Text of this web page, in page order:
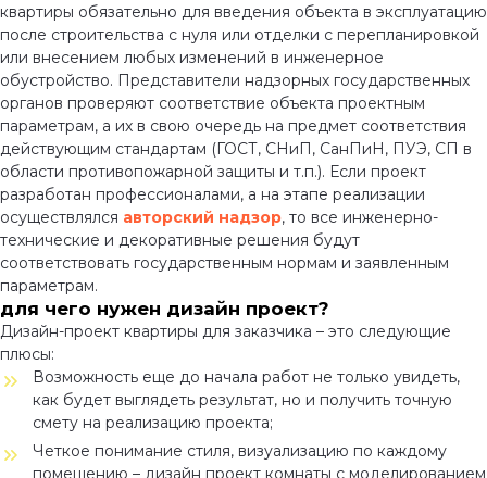
квартиры обязательно для введения объекта в эксплуатацию
после строительства с нуля или отделки с перепланировкой
или внесением любых изменений в инженерное
обустройство. Представители надзорных государственных
органов проверяют соответствие объекта проектным
параметрам, а их в свою очередь на предмет соответствия
действующим стандартам (ГОСТ, СНиП, СанПиН, ПУЭ, СП в
области противопожарной защиты и т.п.). Если проект
разработан профессионалами, а на этапе реализации
осуществлялся авторский надзор, то все инженерно-
технические и декоративные решения будут
соответствовать государственным нормам и заявленным
параметрам.
для чего нужен дизайн проект?
Дизайн-проект квартиры для заказчика – это следующие
плюсы:
Возможность еще до начала работ не только увидеть,
как будет выглядеть результат, но и получить точную
смету на реализацию проекта;
Четкое понимание стиля, визуализацию по каждому
помещению – дизайн проект комнаты с моделированием